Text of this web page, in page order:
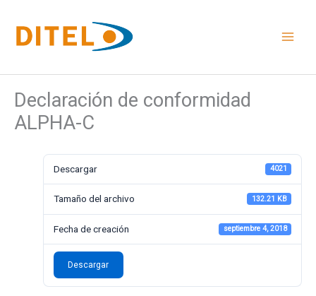
contenido
Declaración de conformidad
ALPHA-C
Descargar 4021
Tamaño del archivo 132.21 KB
Fecha de creación septiembre 4, 2018
Descargar